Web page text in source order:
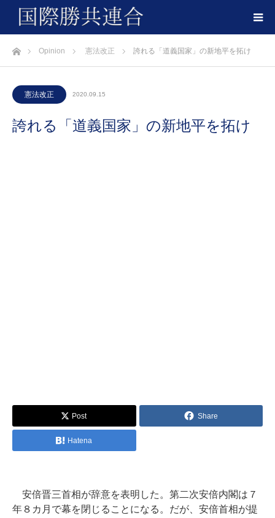
ホームOpinion 憲法改正 誇れる「道義国家」の新地平を拓け
憲法改正 2020.09.15
誇れる「道義国家」の新地平を拓け
Post Share
Hatena
安倍晋三首相が辞意を表明した。第二次安倍内閣は７
年８カ月で幕を閉じることになる。だが、安倍首相が提